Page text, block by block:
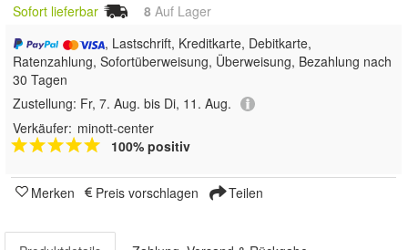
Sofort lieferbar 8 Auf Lager
, Lastschrift, Kreditkarte, Debitkarte,
Ratenzahlung, Sofortüberweisung, Überweisung, Bezahlung nach
30 Tagen
Zustellung: Fr, 7. Aug. bis Di, 11. Aug.
Verkäufer: minott-center
100% positiv
Merken Preis vorschlagen Teilen